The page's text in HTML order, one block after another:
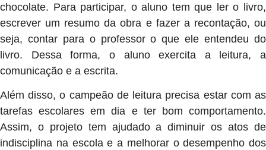
chocolate. Para participar, o aluno tem que ler o livro,
escrever um resumo da obra e fazer a recontação, ou
seja, contar para o professor o que ele entendeu do
livro. Dessa forma, o aluno exercita a leitura, a
comunicação e a escrita.
Além disso, o campeão de leitura precisa estar com as
tarefas escolares em dia e ter bom comportamento.
Assim, o projeto tem ajudado a diminuir os atos de
indisciplina na escola e a melhorar o desempenho dos